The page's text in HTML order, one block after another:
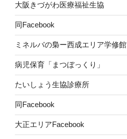
大阪きづがわ医療福祉生協
同Facebook
ミネルバの梟ー西成エリア学修館
病児保育「まつぼっくり」
たいしょう生協診療所
同Facebook
大正エリアFacebook